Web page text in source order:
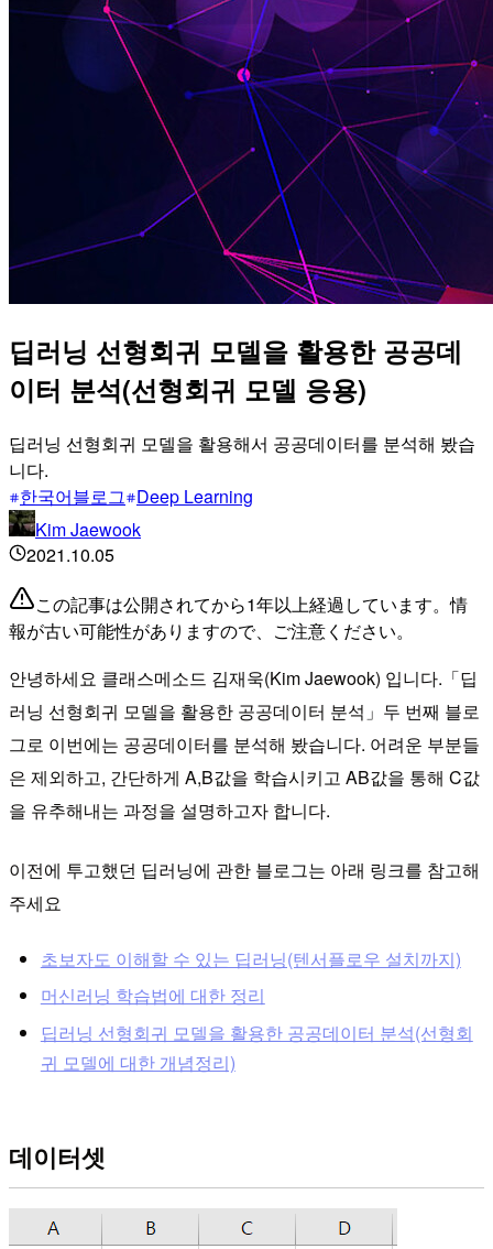
딥러닝 선형회귀 모델을 활용한 공공데
이터 분석(선형회귀 모델 응용)
딥러닝 선형회귀 모델을 활용해서 공공데이터를 분석해 봤습
니다.
한국어블로그 Deep Learning
Kim Jaewook
2021.10.05
この記事は公開されてから1年以上経過しています。情
報が古い可能性がありますので、ご注意ください。
안녕하세요 클래스메소드 김재욱(Kim Jaewook) 입니다.「딥
러닝 선형회귀 모델을 활용한 공공데이터 분석」두 번째 블로
그로 이번에는 공공데이터를 분석해 봤습니다. 어려운 부분들
은 제외하고, 간단하게 A,B값을 학습시키고 AB값을 통해 C값
을 유추해내는 과정을 설명하고자 합니다.
이전에 투고했던 딥러닝에 관한 블로그는 아래 링크를 참고해
주세요
초보자도 이해할 수 있는 딥러닝(텐서플로우 설치까지)
머신러닝 학습법에 대한 정리
딥러닝 선형회귀 모델을 활용한 공공데이터 분석(선형회
귀 모델에 대한 개념정리)
데이터셋